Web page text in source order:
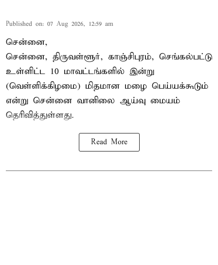
Published on: 07 Aug 2026, 12:59 am
சென்னை,
சென்னை, திருவள்ளூர், காஞ்சிபுரம், செங்கல்பட்டு
உள்ளிட்ட 10 மாவட்டங்களில் இன்று
(வெள்ளிக்கிழமை) மிதமான மழை பெய்யக்கூடும்
என்று சென்னை வானிலை ஆய்வு மையம்
தெரிவித்துள்ளது.
Read More